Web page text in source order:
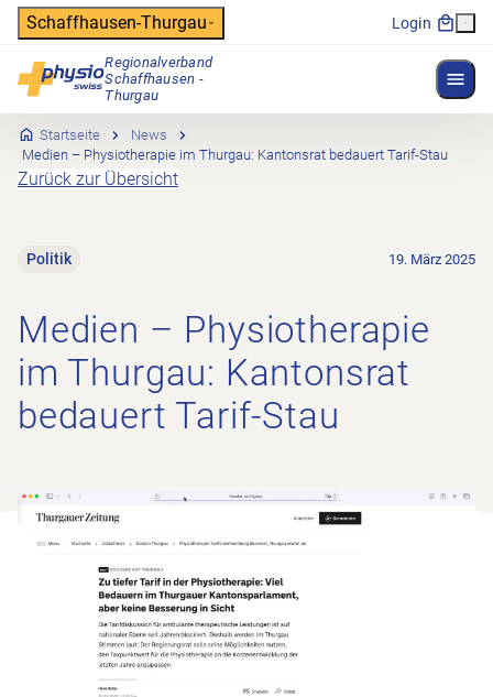
Header
Schaffhausen-Thurgau Login
Regionalverband
Schaffhausen -
Thurgau
Hauptnavigation
Startseite
News
Medien – Physiotherapie im Thurgau: Kantonsrat bedauert Tarif-Stau
Zurück zur Übersicht
Politik 19. März 2025
Medien – Physiotherapie
im Thurgau: Kantonsrat
bedauert Tarif-Stau